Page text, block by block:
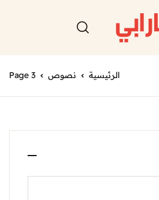
الرئيسية نصوص Page 3